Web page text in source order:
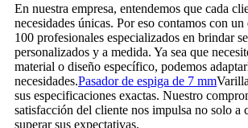
En nuestra empresa, entendemos que cada
necesidades únicas. Por eso contamos con
100 profesionales especializados en brindar
personalizados y a medida. Ya sea que
material o diseño específico, podemos
necesidades.Pasador de espiga de 7 mm
sus especificaciones exactas. Nuestro
satisfacción del cliente nos impulsa no solo a
superar sus expectativas.